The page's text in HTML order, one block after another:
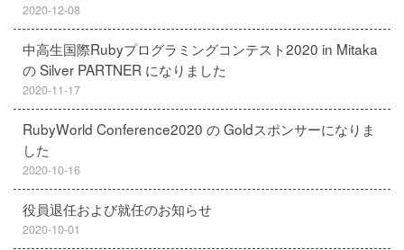
2020-12-08
中高生国際Rubyプログラミングコンテスト2020 in Mitaka
の Silver PARTNER になりました
2020-11-17
RubyWorld Conference2020 の Goldスポンサーになりま
した
2020-10-16
役員退任および就任のお知らせ
2020-10-01